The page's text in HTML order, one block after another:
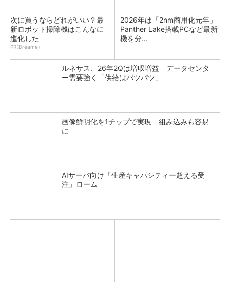
次に買うならどれがいい？最
新ロボット掃除機はこんなに
進化した
PR(Dreame)
2026年は「2nm商用化元年」
Panther Lake搭載PCなど最新
機を分...
ルネサス、26年2Qは増収増益 データセンタ
ー需要強く「供給はパツパツ」
画像鮮明化を1チップで実現 組み込みも容易
に
AIサーバ向け「生産キャパシティー超える受
注」ローム